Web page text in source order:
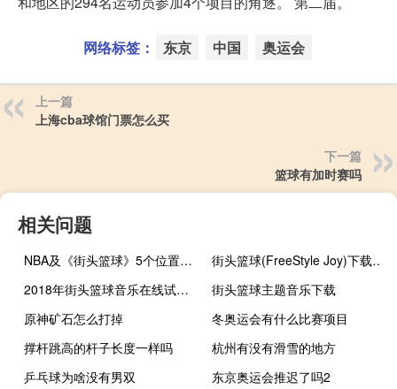
网络标签： 东京 中国 奥运会
上一篇
上海cba球馆门票怎么买
下一篇
篮球有加时赛吗
相关问题
NBA及《街头篮球》5个位置的详细介绍
街头篮球(FreeStyle Joy)下载(电脑、安卓和IOS所有版本)
2018年街头篮球音乐在线试听及下载
街头篮球主题音乐下载
原神矿石怎么打掉
冬奥运会有什么比赛项目
撑杆跳高的杆子长度一样吗
杭州有没有滑雪的地方
乒乓球为啥没有男双
东京奥运会推迟了吗2